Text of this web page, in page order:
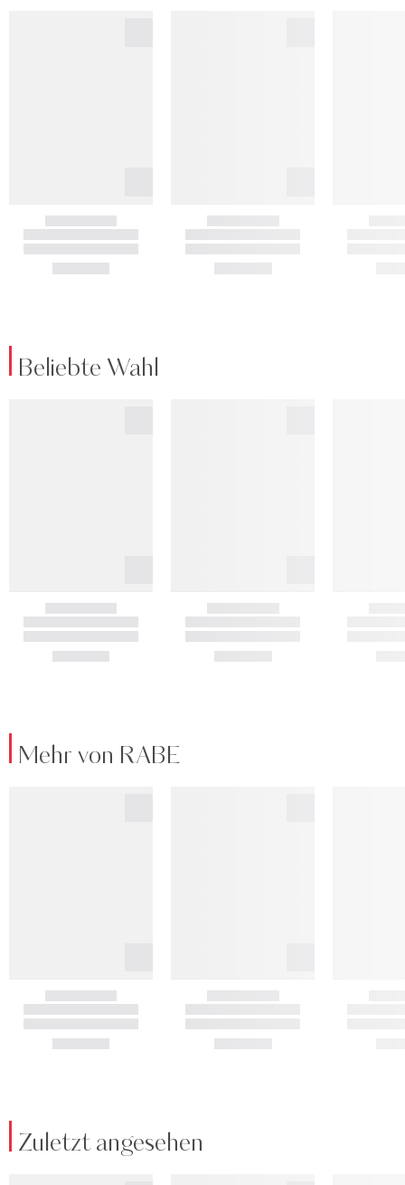
Beliebte Wahl
Mehr von RABE
Zuletzt angesehen